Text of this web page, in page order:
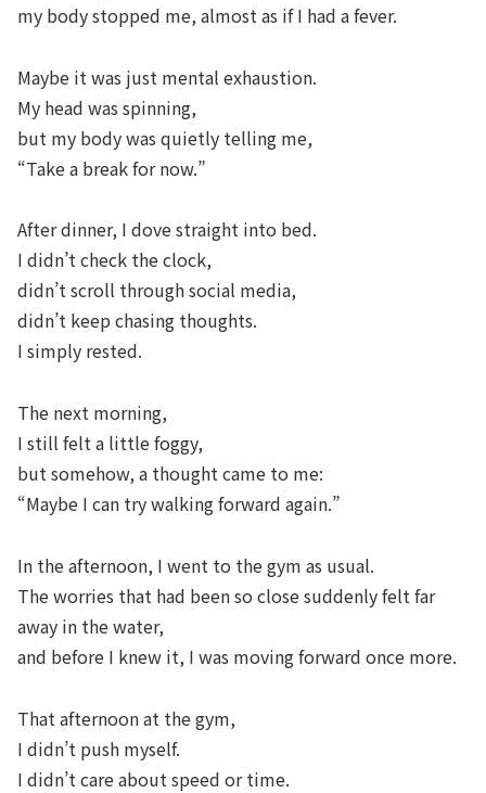
my body stopped me, almost as if I had a fever.
Maybe it was just mental exhaustion.
My head was spinning,
but my body was quietly telling me,
“Take a break for now.”
After dinner, I dove straight into bed.
I didn’t check the clock,
didn’t scroll through social media,
didn’t keep chasing thoughts.
I simply rested.
The next morning,
I still felt a little foggy,
but somehow, a thought came to me:
“Maybe I can try walking forward again.”
In the afternoon, I went to the gym as usual.
The worries that had been so close suddenly felt far
away in the water,
and before I knew it, I was moving forward once more.
That afternoon at the gym,
I didn’t push myself.
I didn’t care about speed or time.